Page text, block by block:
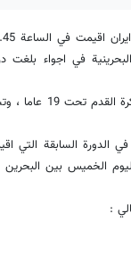
الخميس بين